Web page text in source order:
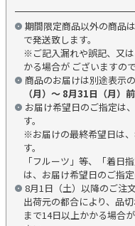
期間限定商品以外の商品
で発送致します。
※ご記入漏れや誤記、又
かる場合が ございますの
商品のお届けは別途表示
（月）～ 8月31日（月）
お届け希望日のご指定は
す。
※お届けの最終希望日は
す。
「フルーツ」等、「着日
は、お届け希望日のご指
8月1日（土）以降のご注
出荷元の都合により、品
まで14日以上かかる場合